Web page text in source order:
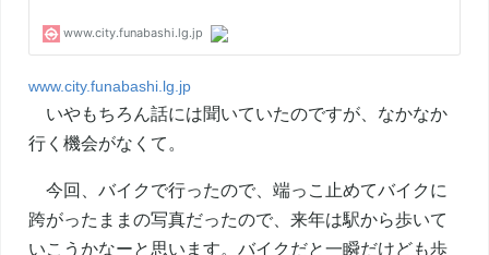
www.city.funabashi.lg.jp
いやもちろん話には聞いていたのですが、なかなか
行く機会がなくて。
今回、バイクで行ったので、端っこ止めてバイクに
跨がったままの写真だったので、来年は駅から歩いて
いこうかなーと思います。バイクだと一瞬だけども歩